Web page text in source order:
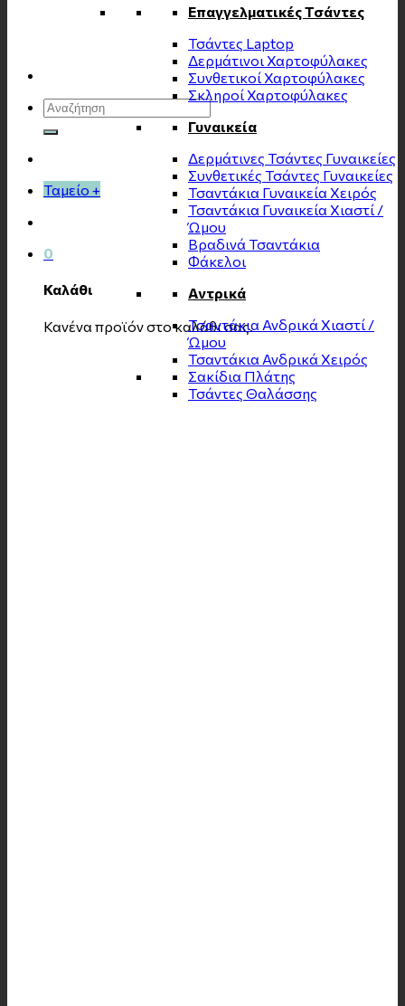
Αναζήτηση
για:
Ταμείο +
0
Καλάθι
Κανένα προϊόν στο καλάθι σας.
Επαγγελματικές Τσάντες
Τσάντες Laptop
Δερμάτινοι Χαρτοφύλακες
Συνθετικοί Χαρτοφύλακες
Σκληροί Χαρτοφύλακες
Γυναικεία
Δερμάτινες Τσάντες Γυναικείες
Συνθετικές Τσάντες Γυναικείες
Τσαντάκια Γυναικεία Χειρός
Τσαντάκια Γυναικεία Χιαστί /
Ώμου
Βραδινά Τσαντάκια
Φάκελοι
Αντρικά
Τσαντάκια Ανδρικά Χιαστί /
Ώμου
Τσαντάκια Ανδρικά Χειρός
Σακίδια Πλάτης
Τσάντες Θαλάσσης